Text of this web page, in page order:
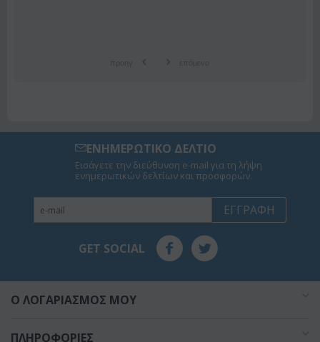
ΕΝΗΜΕΡΩΤΙΚΟ ΔΕΛΤΙΟ
Εισάγετε την διεύθυνση e-mail για τη λήψη
ενημερωτικών δελτίων και προσφορών.
ΕΓΓΡΑΦΉ
GET SOCIAL
O ΛΟΓΑΡΙΑΣΜΌΣ ΜΟΥ
ΠΛΗΡΟΦΟΡΊΕΣ